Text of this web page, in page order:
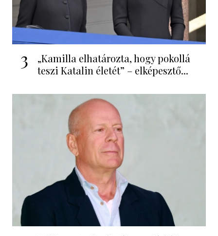
3
„Kamilla elhatározta, hogy pokollá
teszi Katalin életét” – elképesztő...